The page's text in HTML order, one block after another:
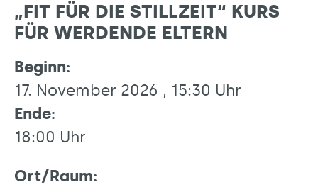
„FIT FÜR DIE STILLZEIT“ KURS
FÜR WERDENDE ELTERN
Beginn:
17. November 2026 , 15:30 Uhr
Ende:
18:00 Uhr
Ort/Raum: